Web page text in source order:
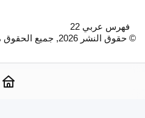
فهرس عربي 22
© حقوق النشر 2026, جميع الحقوق محفوظة.